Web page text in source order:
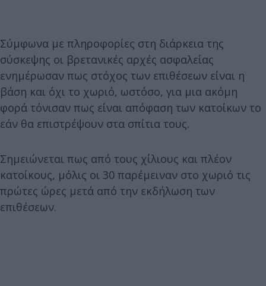
Σύμφωνα με πληροφορίες στη διάρκεια της
σύσκεψης οι βρετανικές αρχές ασφαλείας
ενημέρωσαν πως στόχος των επιθέσεων είναι η
βάση και όχι το χωριό, ωστόσο, για μια ακόμη
φορά τόνισαν πως είναι απόφαση των κατοίκων το
εάν θα επιστρέψουν στα σπίτια τους.
Σημειώνεται πως από τους χίλιους και πλέον
κατοίκους, μόλις οι 30 παρέμειναν στο χωριό τις
πρώτες ώρες μετά από την εκδήλωση των
επιθέσεων.